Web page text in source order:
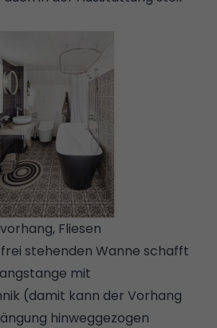
Fliesen
stehenden Wanne schafft
mit
(damit kann der Vorhang
hinweggezogen